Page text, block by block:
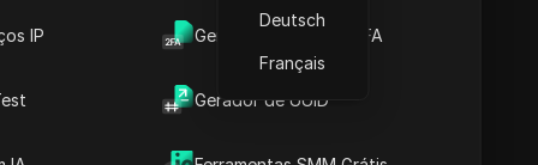
IP Gerador de Código 2FA
Gerador de UUID
Deutsch
Français
incluindo compras de tênis, compra de